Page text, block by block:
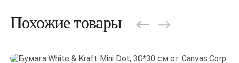
Похожие товары